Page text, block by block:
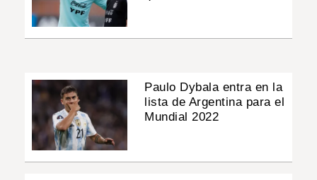
Paulo Dybala entra en la
lista de Argentina para el
Mundial 2022